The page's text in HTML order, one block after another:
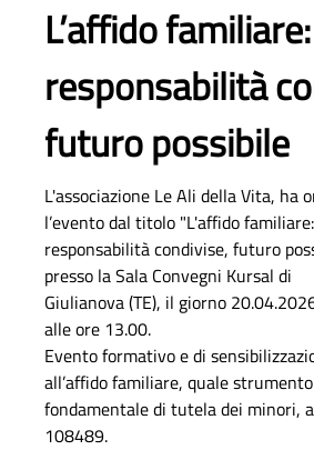
L’affido familiare:
responsabilità
futuro possibile
L'associazione Le Ali della Vita, ha
l’evento dal titolo "L'affido familiare:
responsabilità condivise, futuro
presso la Sala Convegni Kursal di
Giulianova (TE), il giorno
alle ore 13.00.
Evento formativo e di
all’affido familiare, quale strumento
fondamentale di tutela dei minori,
108489.